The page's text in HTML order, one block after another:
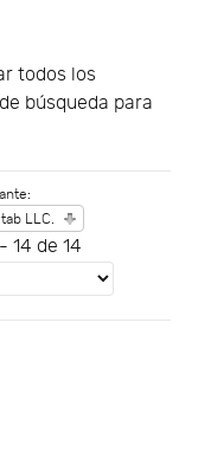
todos los
búsqueda para
LLC.
14 de 14